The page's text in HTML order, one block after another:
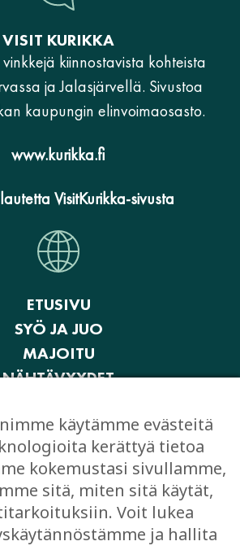
VISIT KURIKKA
kiinnostavista kohteista
ja Jalasjärvellä. Sivustoa
kaupungin elinvoimaosasto.
www.kurikka.fi
VisitKurikka-sivusta
ETUSIVU
SYÖ JA JUO
MAJOITU
NÄHTÄVYYDET
OSTOKSET
JA KOKOUSTA
käytämme evästeitä
kerättyä tietoa
kokemustasi sivullamme,
sitä, miten sitä käytät,
Voit lukea
ja hallita